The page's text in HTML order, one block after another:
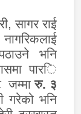
सागर राई
नागरिकलाई
भनि
पारि
जम्मारु. ३
गरेको भनि